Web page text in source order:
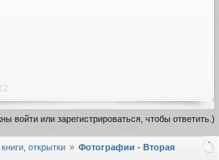
войти или зарегистрироваться, чтобы ответить.)
открытки Фотографии - Вторая